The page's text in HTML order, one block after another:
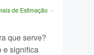
de Estimação -
que serve?
e significa